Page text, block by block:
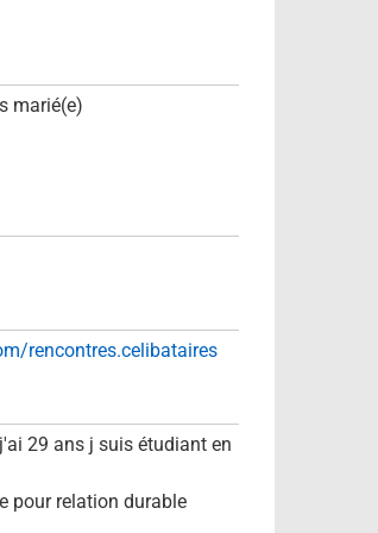
marié(e)
rencontres.celibataires
29 ans j suis étudiant en
pour relation durable